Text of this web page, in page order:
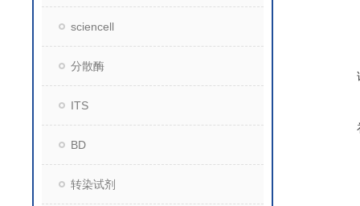
sciencell
分散酶
ITS
BD
转染试剂